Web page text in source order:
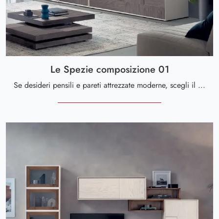
Le Spezie composizione 01
Se desideri pensili e pareti attrezzate moderne, scegli il modello Le Spezie composizione 01 di Le Fablier: clicca e scopri di più!